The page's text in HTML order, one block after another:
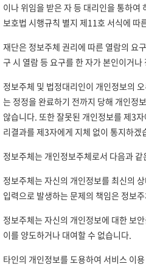
이나 위임을 받은 자 등 대리인을 통하여
보호법 시행규칙 별지 제11호 서식에 따
재단은 정보주체 권리에 따른 열람의 요
구 시 열람 등 요구를 한 자가 본인이거
정보주체 및 법정대리인이 개인정보의
는 정정을 완료하기 전까지 당해 개인정
않습니다. 또한 잘못된 개인정보를 제3
리결과를 제3자에게 지체 없이 통지하겠
정보주체는 개인정보주체로서 다음과 같
정보주체는 자신의 개인정보를 최신의
입력으로 발생하는 문제의 책임은 정보
정보주체는 자신의 개인정보에 대한 보
이를 양도하거나 대여할 수 없습니다.
타인의 개인정보를 도용하여 서비스 이